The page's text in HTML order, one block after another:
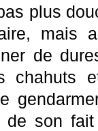
plus
mais
de
chahuts
de son